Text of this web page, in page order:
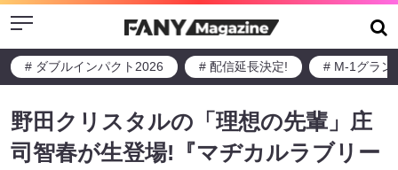
Menu
# ダブルインパクト2026 # 配信延長決定! # M-1グラン
野田クリスタルの「理想の先輩」庄
司智春が生登場!『マヂカルラブリー